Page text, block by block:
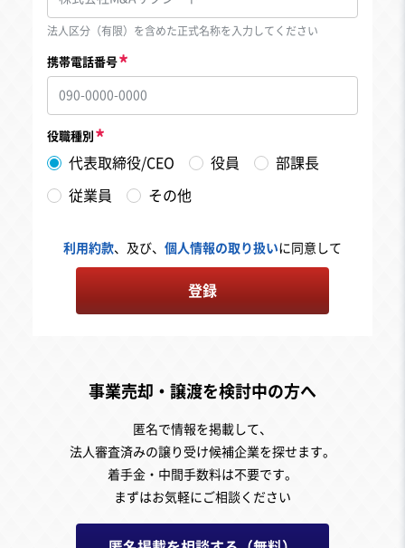
法人区分（有限）を含めた正式名称を入力してください
携帯電話番号
役職種別
代表取締役/CEO 役員 部課長
従業員 その他
利用約款、及び、 個人情報の取り扱いに同意して
登録
事業売却・譲渡を検討中の方へ
匿名で情報を掲載して、
法人審査済みの譲り受け候補企業を探せます。
着手金・中間手数料は不要です。
まずはお気軽にご相談ください